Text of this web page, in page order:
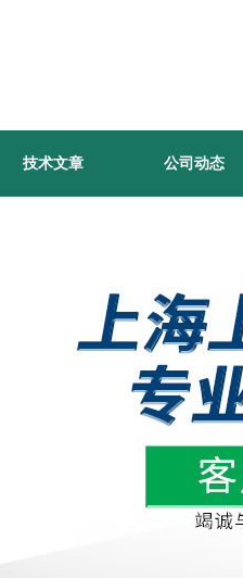
技术文章 公司动态